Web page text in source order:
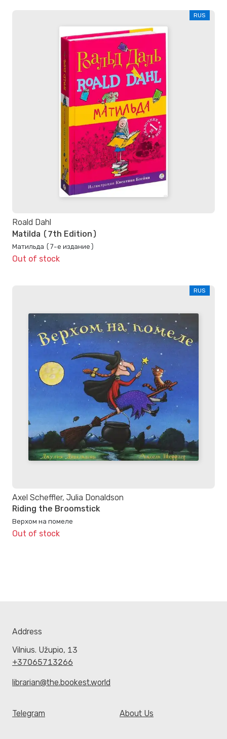
RUS
Roald Dahl
Matilda (7th Edition)
Матильда (7-е издание)
Out of stock
RUS
Axel Scheffler, Julia Donaldson
Riding the Broomstick
Верхом на помеле
Out of stock
Address
Vilnius. Užupio, 13
+37065713266
librarian@the.bookest.world
Telegram About Us